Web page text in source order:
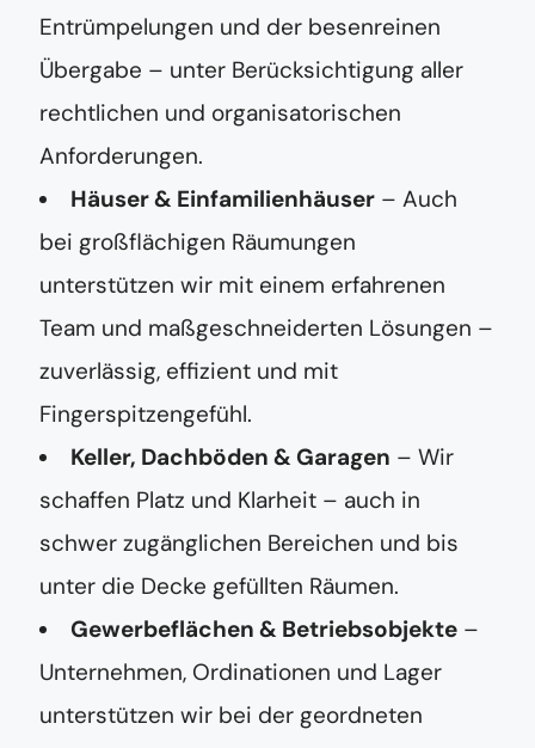
Entrümpelungen und der besenreinen
Übergabe – unter Berücksichtigung aller
rechtlichen und organisatorischen
Anforderungen.
Häuser & Einfamilienhäuser – Auch
bei großflächigen Räumungen
unterstützen wir mit einem erfahrenen
Team und maßgeschneiderten Lösungen –
zuverlässig, effizient und mit
Fingerspitzengefühl.
Keller, Dachböden & Garagen – Wir
schaffen Platz und Klarheit – auch in
schwer zugänglichen Bereichen und bis
unter die Decke gefüllten Räumen.
Gewerbeflächen & Betriebsobjekte –
Unternehmen, Ordinationen und Lager
unterstützen wir bei der geordneten